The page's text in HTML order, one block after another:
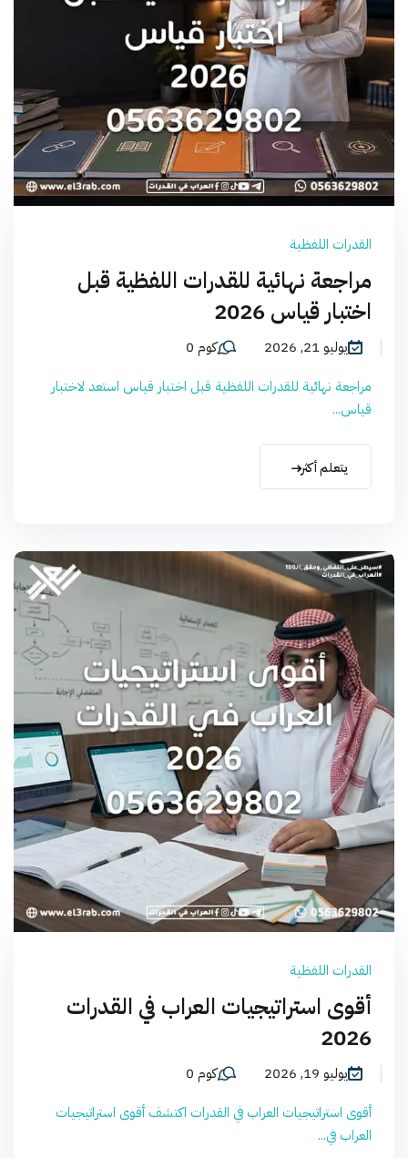
القدرات اللفظية
مراجعة نهائية للقدرات اللفظية قبل
اختبار قياس 2026
يوليو 21, 2026
كوم 0
مراجعة نهائية للقدرات اللفظية قبل اختبار قياس استعد لاختبار
قياس...
يتعلم أكثر
القدرات اللفظية
أقوى استراتيجيات العراب في القدرات
2026
يوليو 19, 2026
كوم 0
أقوى استراتيجيات العراب في القدرات اكتشف أقوى استراتيجيات
العراب في...